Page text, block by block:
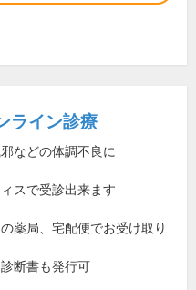
ライン診療
などの体調不良に
スで受診出来ます
薬局、宅配便でお受け取り
断書も発行可